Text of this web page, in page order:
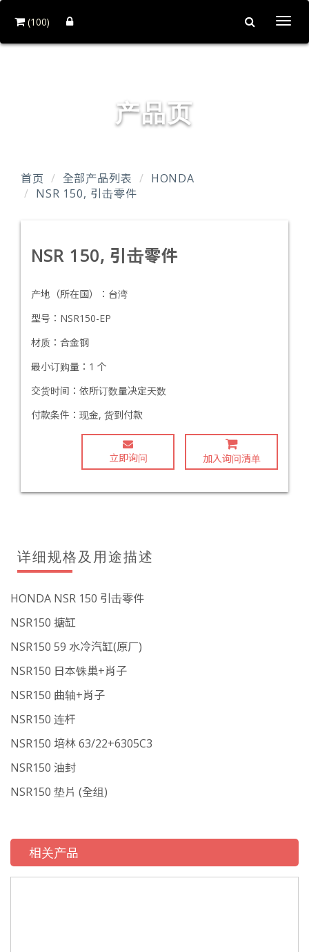
(100)
产品页
首页 全部产品列表
HONDA
NSR 150, 引击零件
NSR 150, 引击零件
产地（所在国）： 台湾
型号： NSR150-EP
材质： 合金钢
最小订购量： 1 个
交货时间： 依所订数量决定天数
付款条件： 现金, 货到付款
立即询问 加入询问清单
详细规格及用途描述
HONDA NSR 150 引击零件
NSR150 搪缸
NSR150 59 水冷汽缸(原厂)
NSR150 日本铢巢+肖子
NSR150 曲轴+肖子
NSR150 连杆
NSR150 培林 63/22+6305C3
NSR150 油封
NSR150 垫片 (全组)
相关产品